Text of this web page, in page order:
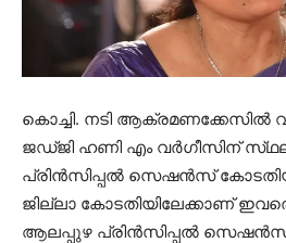
കൊച്ചി. നടി ആക്രമണക്കേസിൽ
ജഡ്‌ജി ഹണി എം വർഗീസിന്
പ്രിൻസിപ്പൽ സെഷൻസ്
ജില്ലാ കോടതിയിലേക്കാണ്
ആലപ്പുഴ പ്രിൻസിപ്പൽ